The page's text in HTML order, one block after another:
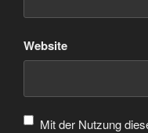
Website
Mit der Nutzung